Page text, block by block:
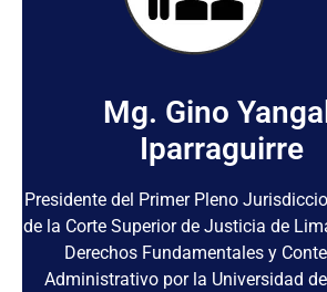
Mg. Gino
Iparraguirre
Presidente del Primer Pleno
de la Corte Superior de Justicia de
Derechos Fundamentales y
Administrativo por la Universidad